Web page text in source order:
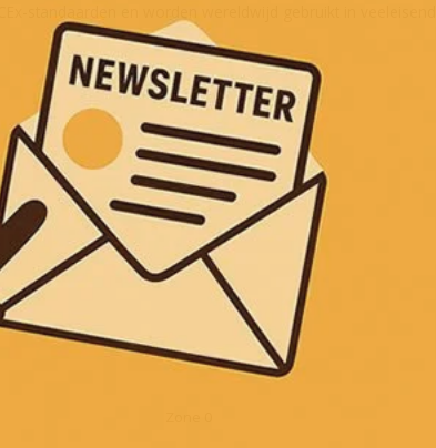
standaarden en worden wereldwijd gebruikt in veeleisende